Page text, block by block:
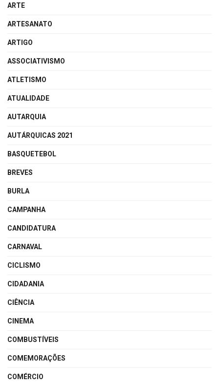
ARTE
ARTESANATO
ARTIGO
ASSOCIATIVISMO
ATLETISMO
ATUALIDADE
AUTARQUIA
AUTÁRQUICAS 2021
BASQUETEBOL
BREVES
BURLA
CAMPANHA
CANDIDATURA
CARNAVAL
CICLISMO
CIDADANIA
CIÊNCIA
CINEMA
COMBUSTÍVEIS
COMEMORAÇÕES
COMÉRCIO